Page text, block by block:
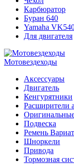
Карбюратор
Буран 640
Yamaha
Для двигателя
Мотовездеходы
Аксессуары
Двигатель
Кенгурятники
Расширители
Подвеска
Ремень
Шноркели
Привода
Тормозная